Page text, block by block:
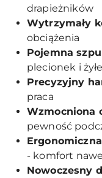
drapieżników
Wytrzymały
obciążenia
Pojemna
plecionek i
Precyzyjny
praca
Wzmocniona
pewność
- komfort
Nowoczesny